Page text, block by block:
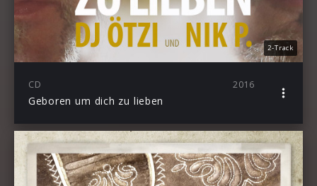
2-Track
CD 2016
Geboren um dich zu lieben